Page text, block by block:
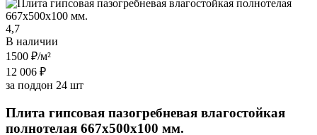
4,7
В наличии
1500 ₽/м²
12 006 ₽
за поддон 24 шт
Плита гипсовая пазогребневая влагостойкая
полнотелая 667х500х100 мм.